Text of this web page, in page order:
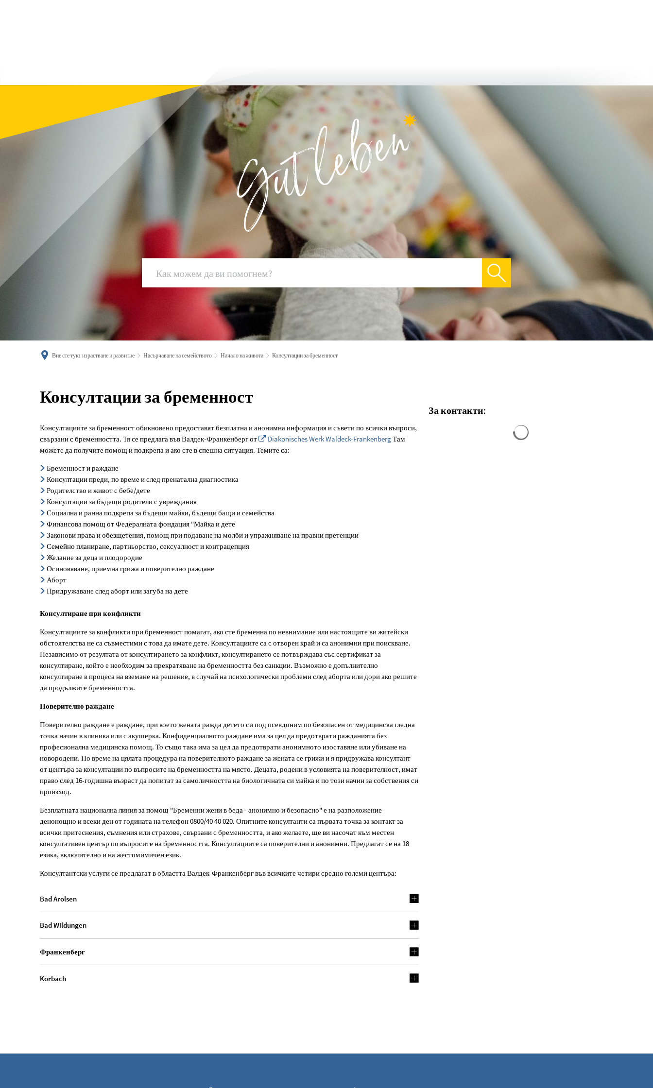
информиране и кандидатстване израстване и развитие живейте и се наслаждавайте
Вие сте тук: израстване и развитие Насърчаване на семейството Начало на живота Консултации за бременност
Консултации
бременност
Консултации за бременност
Консултациите за бременност обикновено предоставят безплатна и анонимна информация и съвети по всички въпроси,
свързани с бременността. Тя се предлага във Валдек-Франкенберг от
Diakonisches Werk Waldeck-FrankenbergТам
можете да получите помощ и подкрепа и ако сте в спешна ситуация. Темите са:
Бременност и раждане
Консултации преди, по време и след пренатална диагностика
Родителство и живот с бебе/дете
Консултации за бъдещи родители с увреждания
Социална и ранна подкрепа за бъдещи майки, бъдещи бащи и семейства
Финансова помощ от Федералната фондация "Майка и дете
Законови права и обезщетения, помощ при подаване на молби и упражняване на правни претенции
Семейно планиране, партньорство, сексуалност и контрацепция
Желание за деца и плодородие
Осиновяване, приемна грижа и поверително раждане
Аборт
Придружаване след аборт или загуба на дете
Консултиране при конфликти
Консултациите за конфликти при бременност помагат, ако сте бременна по невнимание или настоящите ви житейски
обстоятелства не са съвместими с това да имате дете. Консултациите са с отворен край и са анонимни при поискване.
Независимо от резултата от консултирането за конфликт, консултирането се потвърждава със сертификат за
консултиране, който е необходим за прекратяване на бременността без санкции. Възможно е допълнително
консултиране в процеса на вземане на решение, в случай на психологически проблеми след аборта или дори ако решите
да продължите бременността.
Поверително раждане
Поверително раждане е раждане, при което жената ражда детето си под псевдоним по безопасен от медицинска гледна
точка начин в клиника или с акушерка. Конфиденциалното раждане има за цел да предотврати ражданията без
професионална медицинска помощ. То също така има за цел да предотврати анонимното изоставяне или убиване на
новородени. По време на цялата процедура на поверителното раждане за жената се грижи и я придружава консултант
от центъра за консултации по въпросите на бременността на място. Децата, родени в условията на поверителност, имат
право след 16-годишна възраст да попитат за самоличността на биологичната си майка и по този начин за собствения си
произход.
Безплатната национална линия за помощ "Бременни жени в беда - анонимно и безопасно" е на разположение
денонощно и всеки ден от годината на телефон 0800/40 40 020. Опитните консултанти са първата точка за контакт за
всички притеснения, съмнения или страхове, свързани с бременността, и ако желаете, ще ви насочат към местен
консултативен център по въпросите на бременността. Консултациите са поверителни и анонимни. Предлагат се на 18
езика, включително и на жестомимичен език.
Консултантски услуги се предлагат в областта Валдек-Франкенберг във всичките четири средно големи центъра:
Bad Arolsen
Bad Wildungen
Франкенберг
Korbach
За контакти: